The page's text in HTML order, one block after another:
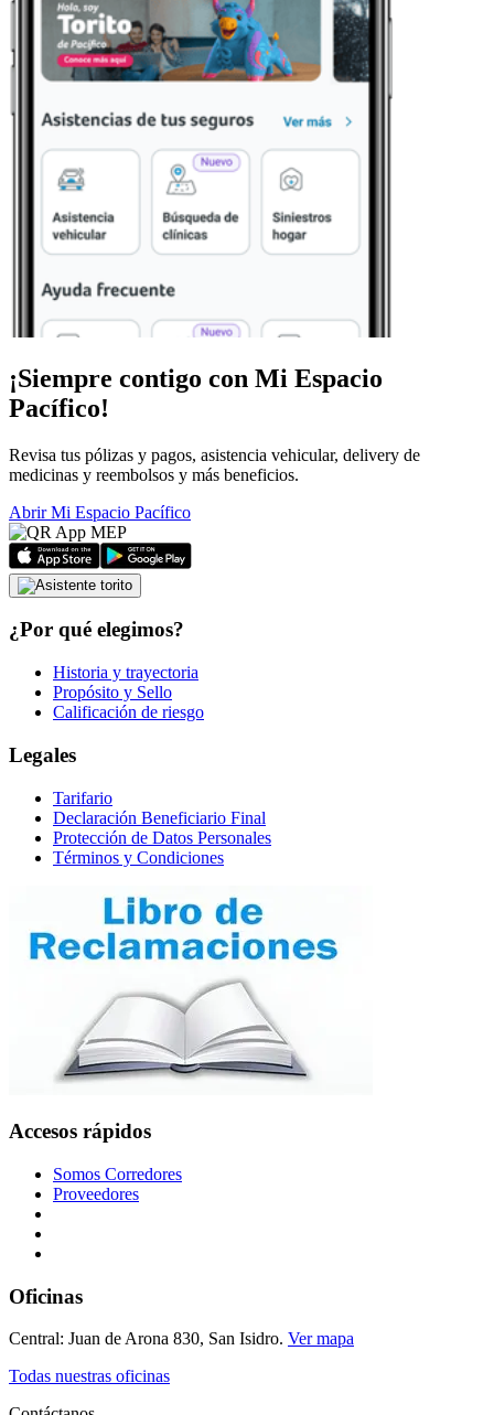
¡Siempre contigo con Mi Espacio
Pacífico!
Revisa tus pólizas y pagos, asistencia vehicular, delivery de
medicinas y reembolsos y más beneficios.
Abrir Mi Espacio Pacífico
¿Por qué elegimos?
Historia y trayectoria
Propósito y Sello
Calificación de riesgo
Legales
Tarifario
Declaración Beneficiario Final
Protección de Datos Personales
Términos y Condiciones
Accesos rápidos
Somos Corredores
Proveedores
Oficinas
Central: Juan de Arona 830, San Isidro. Ver mapa
Todas nuestras oficinas